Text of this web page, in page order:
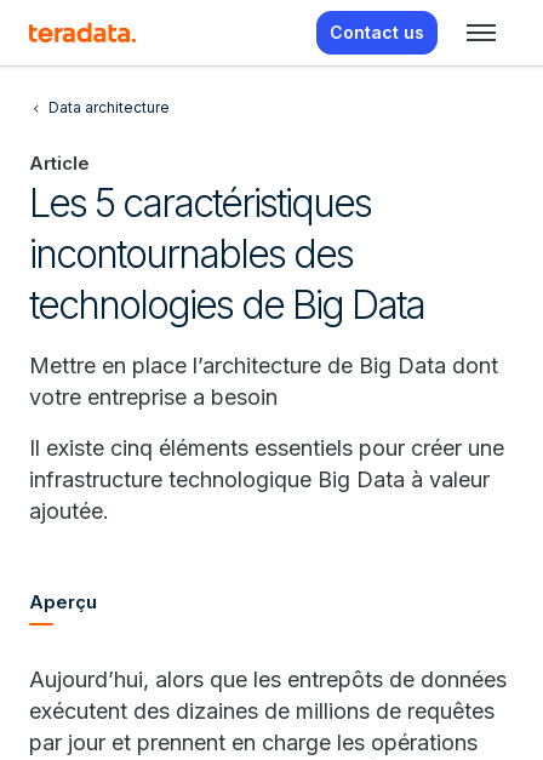
Contact us
Data architecture
Article
Les 5 caractéristiques
incontournables des
technologies de Big Data
Mettre en place l’architecture de Big Data dont
votre entreprise a besoin
Il existe cinq éléments essentiels pour créer une
infrastructure technologique Big Data à valeur
ajoutée.
Aperçu
Aujourd’hui, alors que les entrepôts de données
exécutent des dizaines de millions de requêtes
par jour et prennent en charge les opérations